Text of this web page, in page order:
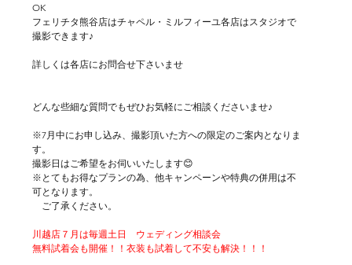
OK
フェリチタ熊谷店はチャペル・ミルフィーユ各店はスタジオで
撮影できます♪
詳しくは各店にお問合せ下さいませ
どんな些細な質問でもぜひお気軽にご相談くださいませ♪
※7月中にお申し込み、撮影頂いた方への限定のご案内となりま
す。
撮影日はご希望をお伺いいたします😊
※とてもお得なプランの為、他キャンペーンや特典の併用は不
可となります。
ご了承ください。
川越店７月は毎週土日　ウェディング相談会
無料試着会も開催！！衣装も試着して不安も解決！！！